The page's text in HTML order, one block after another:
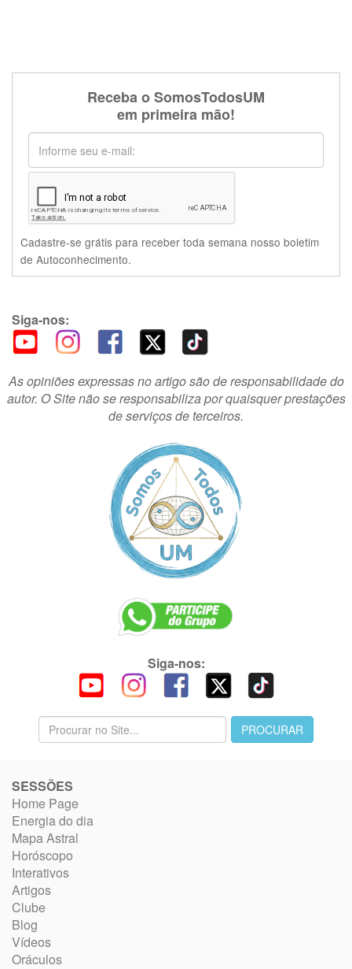
Receba o SomosTodosUM
em primeira mão!
Cadastre-se grátis para receber toda semana nosso boletim
de Autoconhecimento.
Siga-nos:
As opiniões expressas no artigo são de responsabilidade do
autor. O Site não se responsabiliza por quaisquer prestações
de serviços de terceiros.
Siga-nos:
SESSÕES
Home Page
Energia do dia
Mapa Astral
Horóscopo
Interativos
Artigos
Clube
Blog
Vídeos
Oráculos